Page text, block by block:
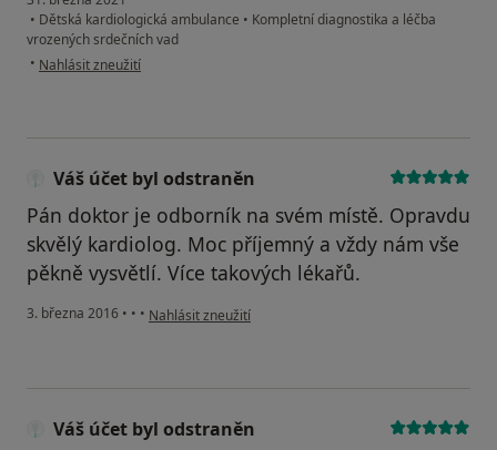
• Dětská kardiologická ambulance • Kompletní diagnostika a léčba
vrozených srdečních vad
• podle názoru uživatele Alice K.
Nahlásit zneužití
Váš účet byl odstraněn
Pán doktor je odborník na svém místě. Opravdu
skvělý kardiolog. Moc příjemný a vždy nám vše
pěkně vysvětlí. Více takových lékařů.
3. března 2016 • • • podle názoru uživatele Váš účet byl odstraněn
Nahlásit zneužití
Váš účet byl odstraněn